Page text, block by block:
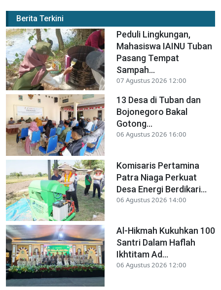
Berita Terkini
Peduli Lingkungan,
Mahasiswa IAINU Tuban
Pasang Tempat
Sampah...
07 Agustus 2026 12:00
13 Desa di Tuban dan
Bojonegoro Bakal
Gotong...
06 Agustus 2026 16:00
Komisaris Pertamina
Patra Niaga Perkuat
Desa Energi Berdikari...
06 Agustus 2026 14:00
Al-Hikmah Kukuhkan 100
Santri Dalam Haflah
Ikhtitam Ad...
06 Agustus 2026 12:00